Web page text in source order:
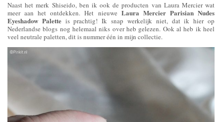
Naast het merk Shiseido, ben ik ook de producten van Laura Mercier wat
meer aan het ontdekken. Het nieuwe Laura Mercier Parisian Nudes
Eyeshadow Paletteis prachtig! Ik snap werkelijk niet, dat ik hier op
Nederlandse blogs nog helemaal niks over heb gelezen. Ook al heb ik heel
veel neutrale paletten, dit is nummer één in mijn collectie.